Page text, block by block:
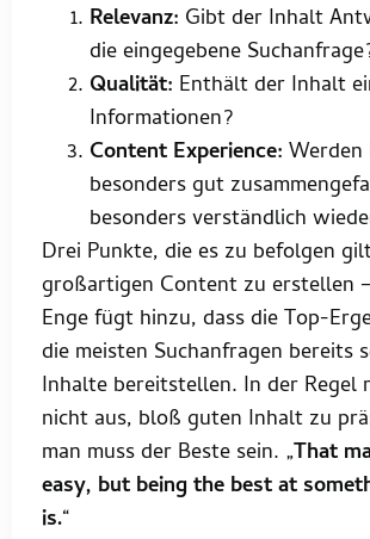
Relevanz: Gibt der Inhalt
die eingegebene
Qualität: Enthält der Inhalt
Informationen?
Content Experience:
besonders gut
besonders verständlich
Drei Punkte, die es zu befolgen
großartigen Content zu erstellen
Enge fügt hinzu, dass die Top-
die meisten Suchanfragen bereits
Inhalte bereitstellen. In der Regel
nicht aus, bloß guten Inhalt zu
man muss der Beste sein. „That
easy, but being the best at
is.“